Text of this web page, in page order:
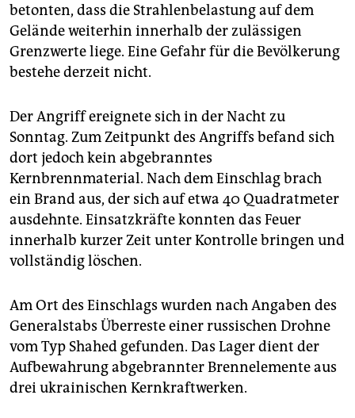
betonten, dass die Strahlenbelastung auf dem
Gelände weiterhin innerhalb der zulässigen
Grenzwerte liege. Eine Gefahr für die Bevölkerung
bestehe derzeit nicht.
Der Angriff ereignete sich in der Nacht zu
Sonntag. Zum Zeitpunkt des Angriffs befand sich
dort jedoch kein abgebranntes
Kernbrennmaterial. Nach dem Einschlag brach
ein Brand aus, der sich auf etwa 40 Quadratmeter
ausdehnte. Einsatzkräfte konnten das Feuer
innerhalb kurzer Zeit unter Kontrolle bringen und
vollständig löschen.
Am Ort des Einschlags wurden nach Angaben des
Generalstabs Überreste einer russischen Drohne
vom Typ Shahed gefunden. Das Lager dient der
Aufbewahrung abgebrannter Brennelemente aus
drei ukrainischen Kernkraftwerken.